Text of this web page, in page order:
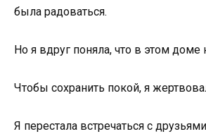
была радоваться.
Но я вдруг поняла, что в этом
Чтобы сохранить покой, я
Я перестала встречаться с